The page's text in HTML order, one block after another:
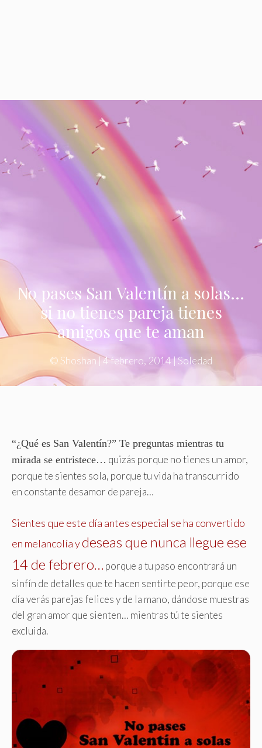
No pases San Valentín a solas…
si no tienes pareja tienes
amigos que te aman
© Shoshan |4 febrero, 2014|Soledad
“¿Qué es San Valentín?” Te preguntas mientras tu
mirada se entristece… quizás porque no tienes un amor,
porque te sientes sola, porque tu vida ha transcurrido
en constante desamor de pareja…
Sientes que este día antes especial se ha convertido
en melancolía ydeseas que nunca llegue ese
14 de febrero…
porque a tu paso encontrará un
sinfín de detalles que te hacen sentirte peor, porque ese
día verás parejas felices y de la mano, dándose muestras
del gran amor que sienten… mientras tú te sientes
excluida.